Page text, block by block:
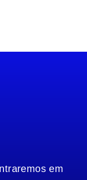
em